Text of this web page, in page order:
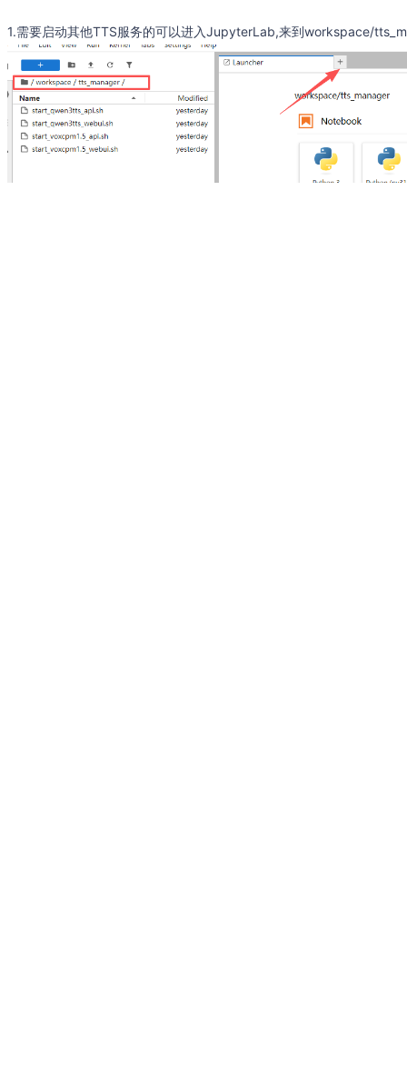
1.需要启动其他TTS服务的可以进入JupyterLab,来到workspace/